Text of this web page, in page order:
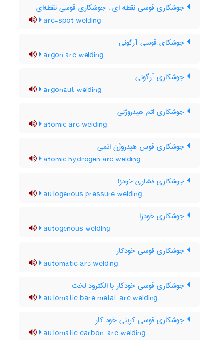
جوشکاری قوسی نقطه ای ، جوشکاری قوسی نقطه‌ای
arc-spot welding
جوشکای قوسی آرگونی
argon arc welding
جوشکاری آرگونی
argonaut welding
جوشکاری اتم هیدروژنی
atomic arc welding
جوشکاری قوس هیدروژن اتمی
atomic hydrogen arc welding
جوشکاری فشاری خودزا
autogenous pressure welding
جوشکاری خودزا
autogenous welding
جوشکاری قوسی خودکار
automatic arc welding
جوشکاری قوسی خودکار با الکترود لخت
automatic bare metal-arc welding
جوشکاری قوسی کربنی خود کار
automatic carbon-arc welding